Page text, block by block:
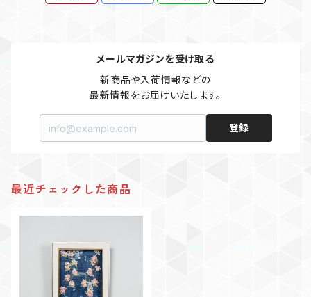
メールマガジンを受け取る
新商品や入荷情報などの
最新情報をお届けいたします。
登録
最近チェックした商品